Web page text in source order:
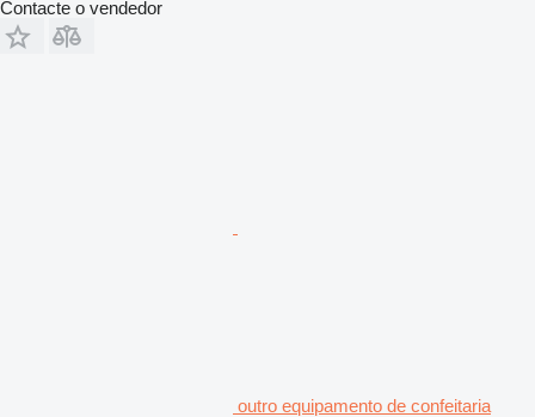
Contacte o vendedor
outro equipamento de confeitaria